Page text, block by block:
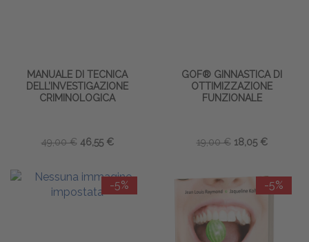
MANUALE DI TECNICA
DELL’INVESTIGAZIONE
CRIMINOLOGICA
49,00 € 46,55 €
GOF® GINNASTICA DI
OTTIMIZZAZIONE
FUNZIONALE
19,00 € 18,05 €
-5% -5%